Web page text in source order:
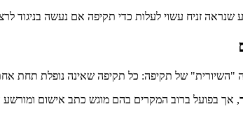
זניח עשוי לעלות כדי תקיפה אם נעשה בניגוד
, אך בפועל ברוב המקרים בהם מוגש כתב אישום ומורשע